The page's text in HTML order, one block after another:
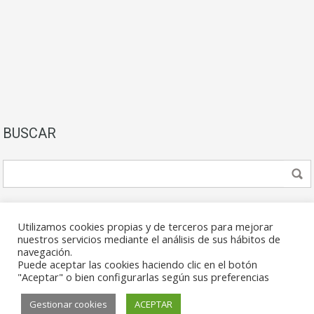
BUSCAR
© 2026. Todos los derechos reservados.
Utilizamos cookies propias y de terceros para mejorar
nuestros servicios mediante el análisis de sus hábitos de
navegación.
Puede aceptar las cookies haciendo clic en el botón
"Aceptar" o bien configurarlas según sus preferencias
Gestionar cookies ACEPTAR